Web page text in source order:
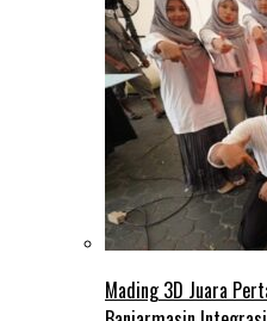
Mading 3D Juara